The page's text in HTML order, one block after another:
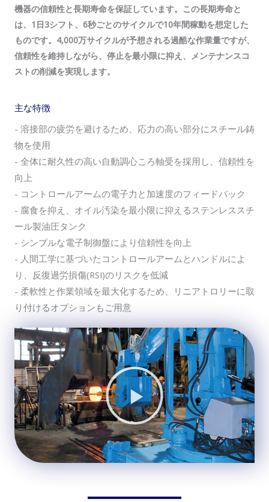
機器の信頼性と長期寿命を保証しています。この長期寿命と
は、1日3シフト、6秒ごとのサイクルで10年間稼動を想定した
ものです。4,000万サイクルが予想される過酷な作業量ですが、
信頼性を維持しながら、停止を最小限に抑え、メンテナンスコ
ストの削減を実現します。
主な特徴
- 溶接部の疲労を避けるため、応力の高い部分にスチール鋳
物を使用
- 全体に耐久性の高い自動調心ころ軸受を採用し、信頼性を
向上
- コントロールアームの電子力と加速度のフィードバック
- 腐食を抑え、オイル汚染を最小限に抑えるステンレススチ
ール製油圧タンク
- シンプルな電子制御盤により信頼性を向上
- 人間工学に基づいたコントロールアームとハンドルによ
り、反復過労損傷(RSI)のリスクを低減
- 柔軟性と作業領域を最大化するため、リニアトロリーに取
り付けるオプションもご用意
動
画
再
生